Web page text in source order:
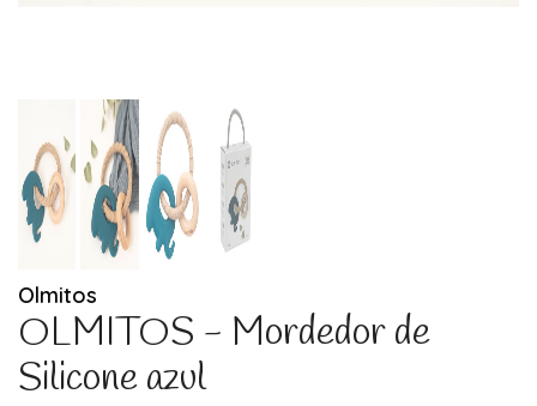
Olmitos
OLMITOS - Mordedor de
Silicone azul